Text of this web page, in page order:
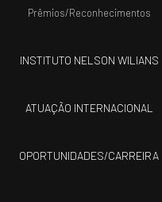
Prêmios/Reconhecimentos
INSTITUTO NELSON WILIANS
ATUAÇÃO INTERNACIONAL
OPORTUNIDADES/CARREIRA